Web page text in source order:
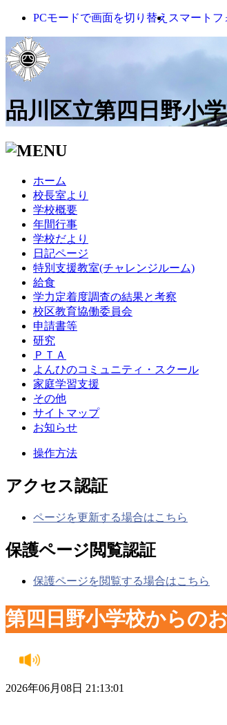
PCモードで画面を切り替え スマートフ
品川区立第四日野小
ホーム
校長室より
学校概要
年間行事
学校だより
日記ページ
特別支援教室(チャレンジルーム)
給食
学力定着度調査の結果と考察
校区教育協働委員会
申請書等
研究
ＰＴＡ
よんひのコミュニティ・スクール
家庭学習支援
その他
サイトマップ
お知らせ
操作方法
アクセス認証
ページを更新する場合はこちら
保護ページ閲覧認証
保護ページを閲覧する場合はこちら
第四日野小学校からの
2026年06月08日 21:13:01